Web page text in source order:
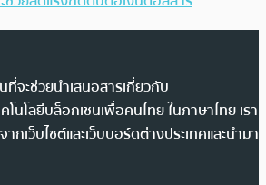
จะช่วยนำเสนอสารเกี่ยวกับ
โนโลยีบล็อกเชนเพื่อคนไทย ในภาษาไทย เรา
เว็บไซต์และเว็บบอร์ดต่างประเทศและนำมา